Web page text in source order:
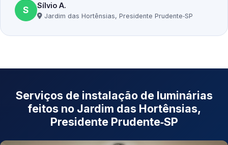
S Sílvio A.
Jardim das Hortênsias, Presidente Prudente‑SP
Serviços de instalação de luminárias
feitos no Jardim das Hortênsias,
Presidente Prudente‑SP